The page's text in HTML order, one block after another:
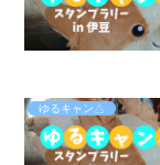
ゆるキャン△